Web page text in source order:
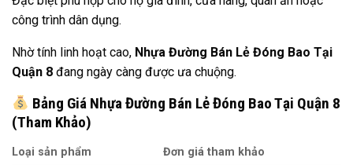
công trình dân dụng.
Nhờ tính linh hoạt cao, Nhựa Đường Bán Lẻ Đóng Bao Tại
Quận 8 đang ngày càng được ưa chuộng.
Bảng Giá Nhựa Đường Bán Lẻ Đóng Bao Tại Quận 8
(Tham Khảo)
Loại sản phẩm
Đơn giá tham khảo